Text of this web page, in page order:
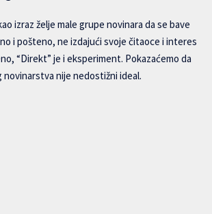
izraz želje male grupe novinara da se bave
i pošteno, ne izdajući svoje čitaoce i interes
“Direkt” je i eksperiment. Pokazaćemo da
nije nedostižni ideal.